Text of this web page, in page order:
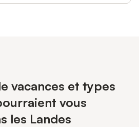
vacances et types
vous
les Landes